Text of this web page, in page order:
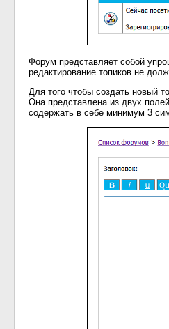
Форум представляет собой
редактирование топиков не
Для того чтобы создать новый
Она представлена из двух
содержать в себе минимум 3